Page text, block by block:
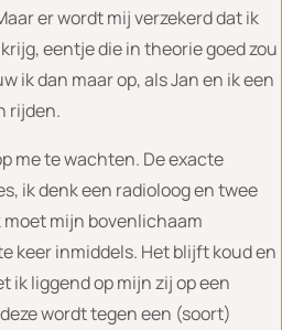
er wordt mij verzekerd dat ik
eentje die in theorie goed zou
ik dan maar op, als Jan en ik een
rijden.
me te wachten. De exacte
ik denk een radioloog en twee
mijn bovenlichaam
keer inmiddels. Het blijft koud en
ik liggend op mijn zij op een
wordt tegen een (soort)